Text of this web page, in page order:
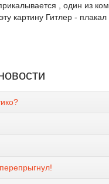
, один из
картину Гитлер - плакал